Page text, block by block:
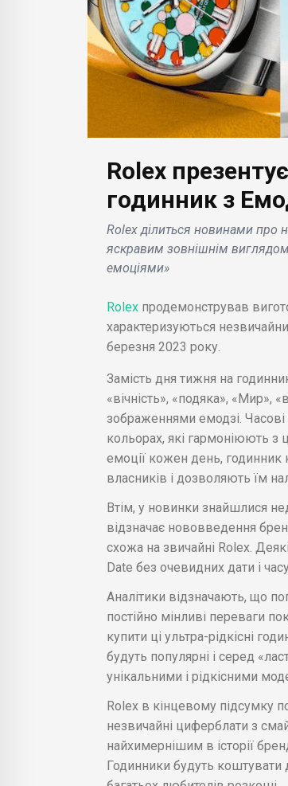
Rolex
годинник з
Rolex ділиться новинами про
яскравим зовнішнім
емоціями»
Rolexпродемонстрував
характеризуються
березня 2023 року.
Замість дня тижня на
«вічність», «подяка», «Мир»,
зображеннями емодзі. Часові
кольорах, які гармоніюють
емоції кожен день,
власників і дозволяють їм
Втім, у новинки знайшлися
відзначає нововведення
схожа на звичайні Rolex.
Date без очевидних дати і
Аналітики відзначають, що
постійно мінливі переваги
купити ці ультра-рідкісні
будуть популярні і серед
унікальними і рідкісними
Rolex в кінцевому підсумку
незвичайні циферблати з
найхимернішим в історії
Годинники будуть
БІЗНЕС НОВИНИ
Netflix буде продавати
подарункові карти та
інші товари в магазинах